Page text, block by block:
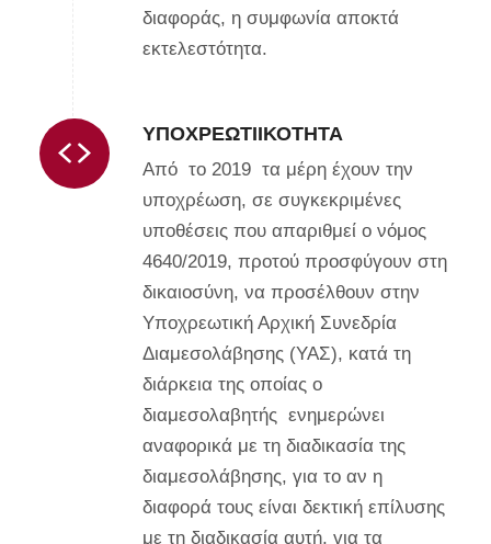
διαφοράς, η συμφωνία αποκτά
εκτελεστότητα.
ΥΠΟΧΡΕΩΤΙΙΚΌΤΗΤΑ
Από το 2019 τα μέρη έχουν την
υποχρέωση, σε συγκεκριμένες
υποθέσεις που απαριθμεί ο νόμος
4640/2019, προτού προσφύγουν στη
δικαιοσύνη, να προσέλθουν στην
Υποχρεωτική Αρχική Συνεδρία
Διαμεσολάβησης (ΥΑΣ), κατά τη
διάρκεια της οποίας ο
διαμεσολαβητής ενημερώνει
αναφορικά με τη διαδικασία της
διαμεσολάβησης, για το αν η
διαφορά τους είναι δεκτική επίλυσης
με τη διαδικασία αυτή, για τα